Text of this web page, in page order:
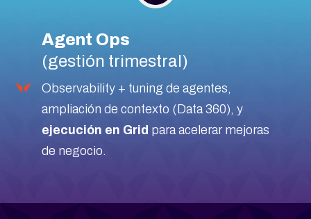
Agent Ops
(gestión trimestral)
Observability + tuning de agentes,
ampliación de contexto (Data 360), y
ejecución en Grid para acelerar mejoras
de negocio.